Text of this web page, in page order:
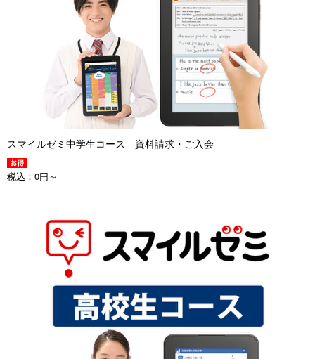
スマイルゼミ中学生コース 資料請求・ご入会
税込： 0円～